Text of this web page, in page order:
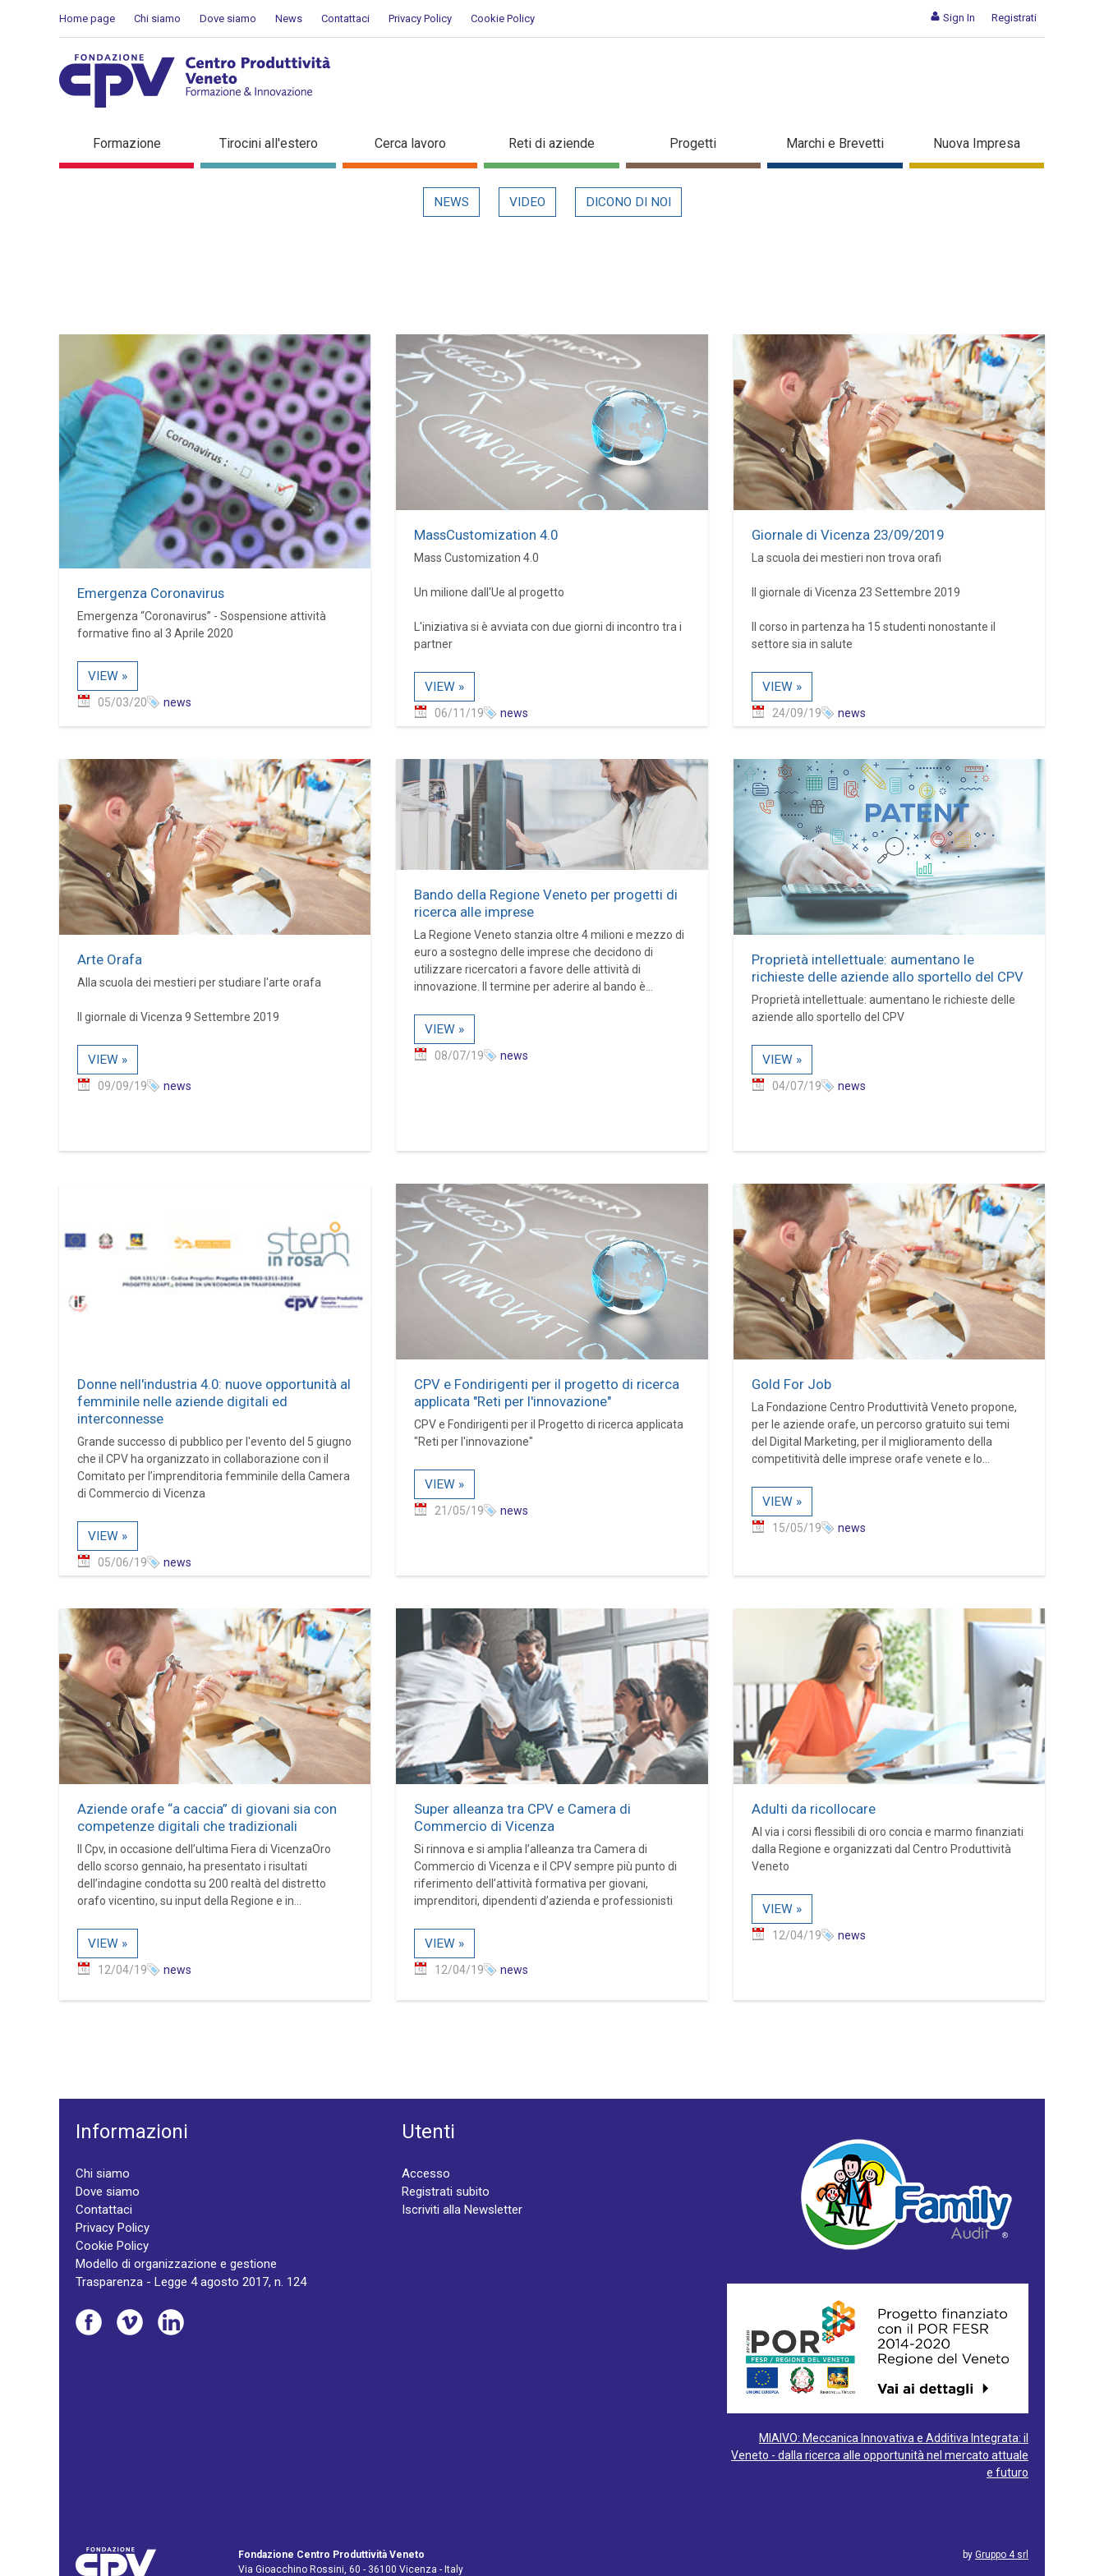
Sign In Registrati
Home page Chi siamo Dove siamo News Contattaci Privacy Policy Cookie Policy
Dettaglio in evidenza
Formazione Tirocini all'estero Cerca lavoro Reti di aziende Progetti Marchi e Brevetti Nuova Impresa
NEWS VIDEO DICONO DI NOI
Emergenza Coronavirus
Emergenza “Coronavirus” - Sospensione attività
formative fino al 3 Aprile 2020
VIEW »
05/03/20 news
MassCustomization 4.0
Mass Customization 4.0
Un milione dall'Ue al progetto
L'iniziativa si è avviata con due giorni di incontro tra i
partner
VIEW »
06/11/19 news
Giornale di Vicenza 23/09/2019
La scuola dei mestieri non trova orafi
Il giornale di Vicenza 23 Settembre 2019
Il corso in partenza ha 15 studenti nonostante il
settore sia in salute
VIEW »
24/09/19 news
Arte Orafa
Alla scuola dei mestieri per studiare l'arte orafa
Il giornale di Vicenza 9 Settembre 2019
VIEW »
09/09/19 news
Bando della Regione Veneto per progetti di
ricerca alle imprese
La Regione Veneto stanzia oltre 4 milioni e mezzo di
euro a sostegno delle imprese che decidono di
utilizzare ricercatori a favore delle attività di
innovazione. Il termine per aderire al bando è...
VIEW »
08/07/19 news
Proprietà intellettuale: aumentano le
richieste delle aziende allo sportello del CPV
Proprietà intellettuale: aumentano le richieste delle
aziende allo sportello del CPV
VIEW »
04/07/19 news
Donne nell'industria 4.0: nuove opportunità al
femminile nelle aziende digitali ed
interconnesse
Grande successo di pubblico per l'evento del 5 giugno
che il CPV ha organizzato in collaborazione con il
Comitato per l’imprenditoria femminile della Camera
di Commercio di Vicenza
VIEW »
05/06/19 news
CPV e Fondirigenti per il progetto di ricerca
applicata "Reti per l'innovazione"
CPV e Fondirigenti per il Progetto di ricerca applicata
"Reti per l'innovazione"
VIEW »
21/05/19 news
Gold For Job
La Fondazione Centro Produttività Veneto propone,
per le aziende orafe, un percorso gratuito sui temi
del Digital Marketing, per il miglioramento della
competitività delle imprese orafe venete e lo...
VIEW »
15/05/19 news
Aziende orafe “a caccia” di giovani sia con
competenze digitali che tradizionali
Il Cpv, in occasione dell’ultima Fiera di VicenzaOro
dello scorso gennaio, ha presentato i risultati
dell’indagine condotta su 200 realtà del distretto
orafo vicentino, su input della Regione e in...
VIEW »
12/04/19 news
Super alleanza tra CPV e Camera di
Commercio di Vicenza
Si rinnova e si amplia l’alleanza tra Camera di
Commercio di Vicenza e il CPV sempre più punto di
riferimento dell’attività formativa per giovani,
imprenditori, dipendenti d’azienda e professionisti
VIEW »
12/04/19 news
Adulti da ricollocare
Al via i corsi flessibili di oro concia e marmo finanziati
dalla Regione e organizzati dal Centro Produttività
Veneto
VIEW »
12/04/19 news
Informazioni
Chi siamo
Dove siamo
Contattaci
Privacy Policy
Cookie Policy
Modello di organizzazione e gestione
Trasparenza - Legge 4 agosto 2017, n. 124
Utenti
Accesso
Registrati subito
Iscriviti alla Newsletter
MIAIVO: Meccanica Innovativa e Additiva Integrata: il
Veneto - dalla ricerca alle opportunità nel mercato attuale
e futuro
Fondazione Centro Produttività Veneto
Via Gioacchino Rossini, 60 - 36100 Vicenza - Italy
by Gruppo 4 srl